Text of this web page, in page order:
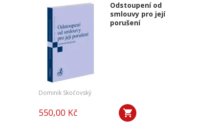
Odstoupení od
smlouvy pro její
porušení
Dominik Skočovský
550,00 Kč